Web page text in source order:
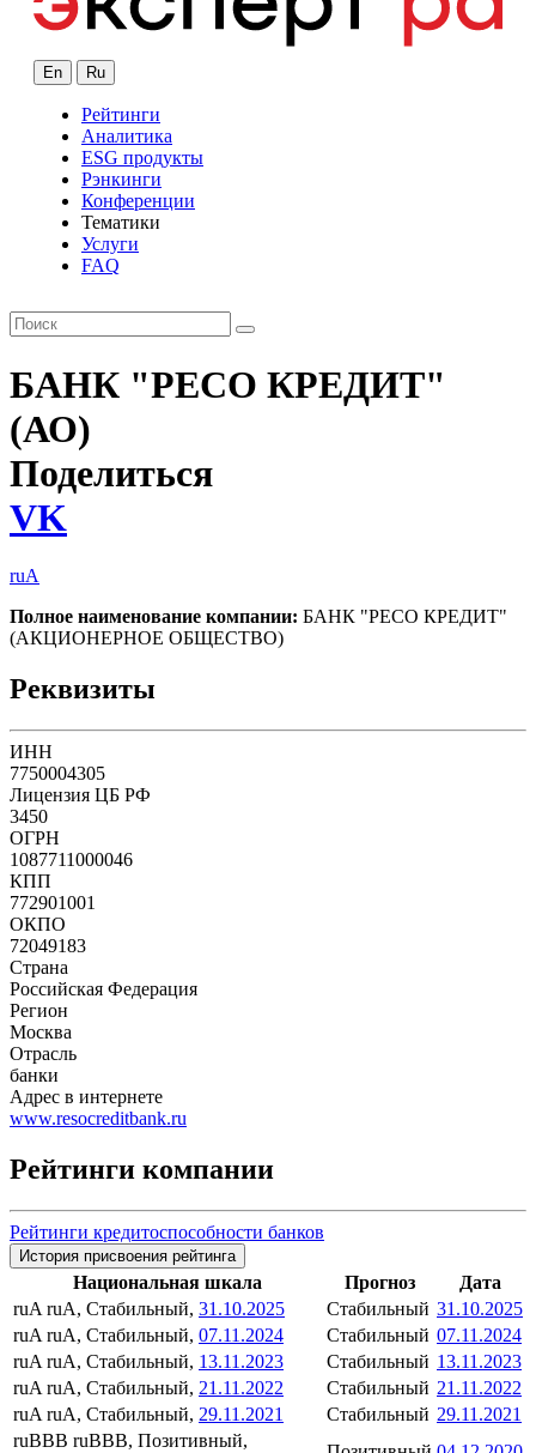
En Ru
Рейтинги
Аналитика
ESG продукты
Рэнкинги
Конференции
Тематики
Услуги
FAQ
БАНК "РЕСО КРЕДИТ"
(АО)
Поделиться
VK
ruA
Полное наименование компании: БАНК "РЕСО КРЕДИТ"
(АКЦИОНЕРНОЕ ОБЩЕСТВО)
Реквизиты
ИНН
7750004305
Лицензия ЦБ РФ
3450
ОГРН
1087711000046
КПП
772901001
ОКПО
72049183
Страна
Российская Федерация
Регион
Москва
Отрасль
банки
Адрес в интернете
www.resocreditbank.ru
Рейтинги компании
Рейтинги кредитоспособности банков
История присвоения рейтинга
Национальная шкала Прогноз
Дата
ruA ruA, Стабильный, 31.10.2025 Стабильный 31.10.2025
ruA ruA, Стабильный, 07.11.2024 Стабильный 07.11.2024
ruA ruA, Стабильный, 13.11.2023 Стабильный 13.11.2023
ruA ruA, Стабильный, 21.11.2022 Стабильный 21.11.2022
ruA ruA, Стабильный, 29.11.2021 Стабильный 29.11.2021
ruBBB ruBBB, Позитивный,